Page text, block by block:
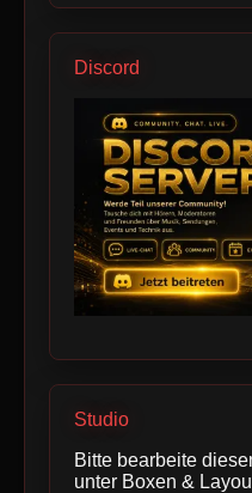
Discord
Studio
Bitte bearbeite
unter Boxen &